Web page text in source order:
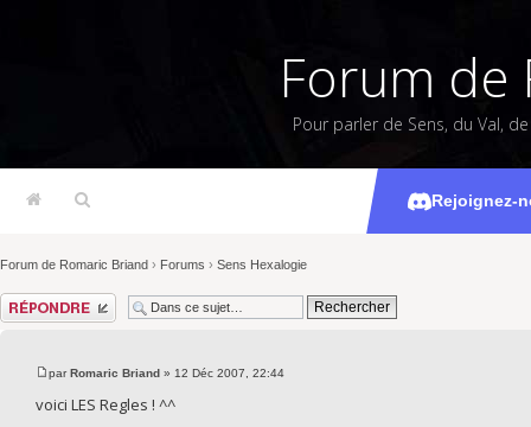
Forum de
Pour parler de Sens, du Val,
Rejoignez-
Forum de Romaric Briand › Forums › Sens Hexalogie
Répondre
parRomaric Briand » 12 Déc 2007, 22:44
voici LES Regles ! ^^